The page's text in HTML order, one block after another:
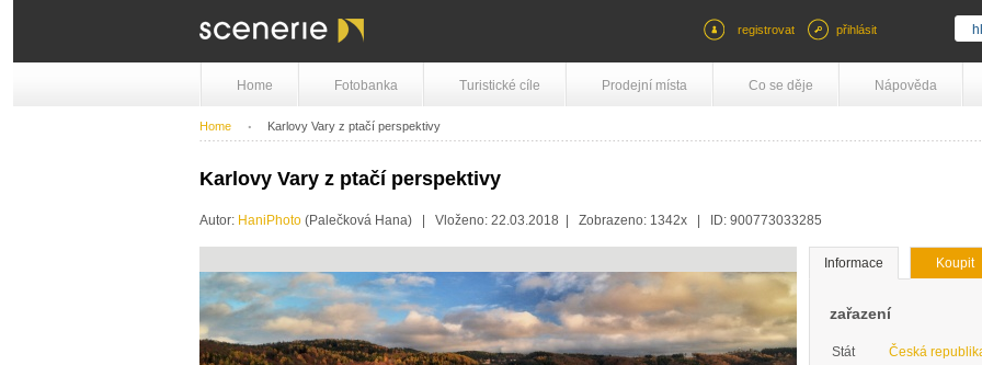
registrovat přihlásit
Home Fotobanka Turistické cíle Prodejní místa Co se děje Nápověda
Home Karlovy Vary z ptačí perspektivy
Karlovy Vary z ptačí perspektivy
Autor: HaniPhoto (Palečková Hana) | Vloženo: 22.03.2018 | Zobrazeno: 1342x | ID: 900773033285
zařazení
Stát
Česká
Informace Koupit